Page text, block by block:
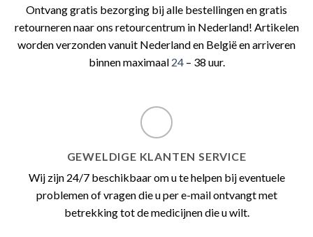
Ontvang gratis bezorging bij alle bestellingen en gratis
retourneren naar ons retourcentrum in Nederland! Artikelen
worden verzonden vanuit Nederland en België en arriveren
binnen maximaal 24– 38 uur.
GEWELDIGE KLANTEN SERVICE
Wij zijn 24/7 beschikbaar om u te helpen bij eventuele
problemen of vragen die u per e-mail ontvangt met
betrekking tot de medicijnen die u wilt.